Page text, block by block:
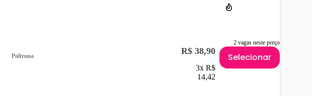
2 vagas neste preço
Poltrona R$ 38,90
3x R$
14,42
Selecionar